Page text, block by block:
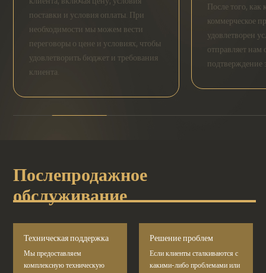
поставки и условия оплаты. При
необходимости мы можем вести
переговоры о цене и условиях, чтобы
удовлетворить бюджет и требования
клиента.
После того,
коммерческое
удовлетворен
отправляет
подтверждение
Послепродажное
обслуживание
Техническая поддержка
Мы предоставляем
комплексную техническую
Решение проблем
Если клиенты сталкиваются с
какими-либо проблемами или